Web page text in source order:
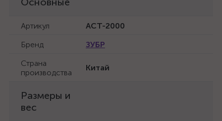
Артикул
АСТ-2000
Бренд
ЗУБР
Страна
производства
Китай
Размеры и
вес